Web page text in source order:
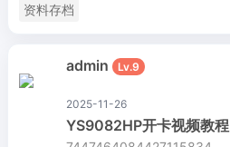
资料存档
admin Lv.9
2025-11-26
YS9082HP开卡视频教程